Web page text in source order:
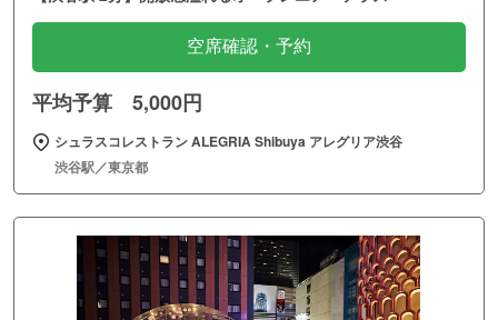
空席確認・予約
平均予算 5,000円
シュラスコレストラン ALEGRIA Shibuya アレグリア渋谷
渋谷駅／東京都